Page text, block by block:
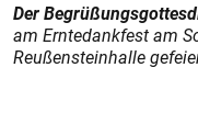
Der
am Ernte­dankfest am
Reußensteinhalle